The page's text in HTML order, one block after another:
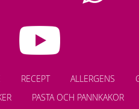
RECEPT ALLERGENS
PASTA OCH PANNKAKOR